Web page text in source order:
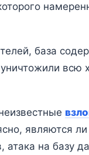
база
являются
атака на базу